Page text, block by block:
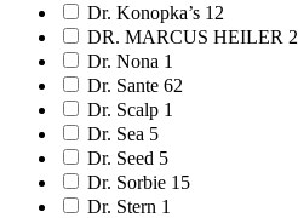
Dr. Konopka’s 12
DR. MARCUS HEILER 2
Dr. Nona 1
Dr. Sante 62
Dr. Scalp 1
Dr. Sea 5
Dr. Seed 5
Dr. Sorbie 15
Dr. Stern 1